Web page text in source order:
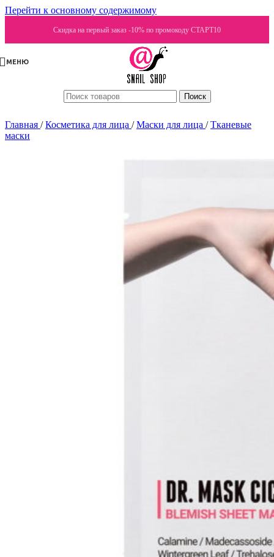
Перейти к основному содержимому
Скидка на первый заказ -10% по промокоду СТАРТ10
МЕНЮ
Поиск
Главная / Косметика для лица / Маски для лица / Тканевые
маски